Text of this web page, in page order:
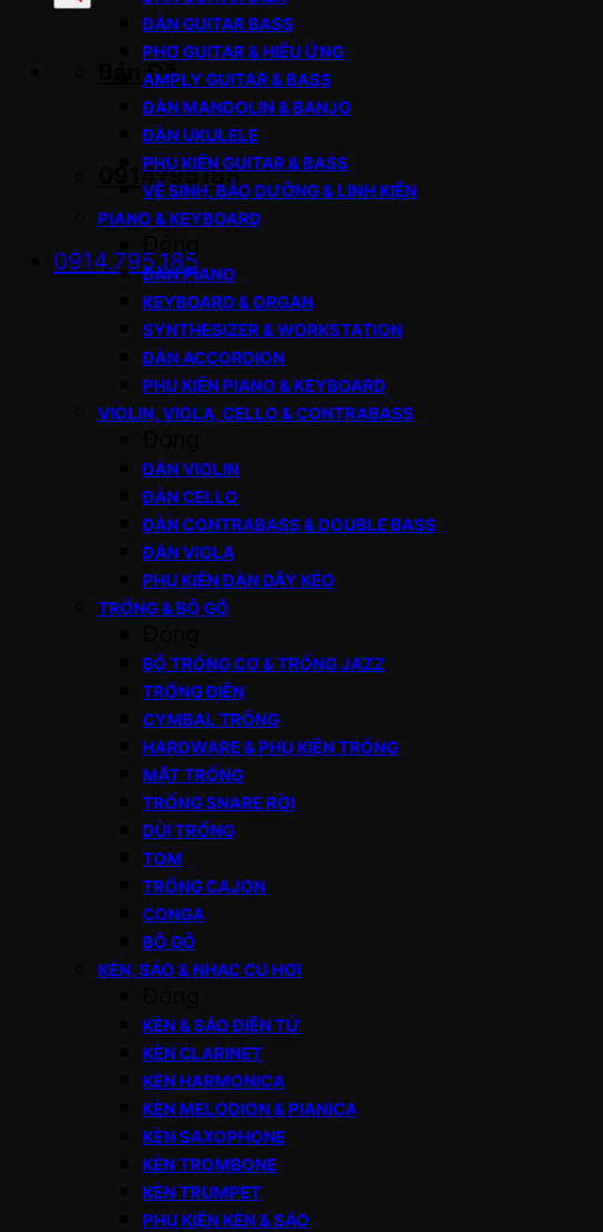
Bản Đồ
0914795185
0914.795.185
ĐÀN GUITAR BASS
PHƠ GUITAR & HIỆU ỨNG
AMPLY GUITAR & BASS
ĐÀN MANDOLIN & BANJO
ĐÀN UKULELE
PHỤ KIỆN GUITAR & BASS
VỆ SINH, BẢO DƯỠNG & LINH KIỆN
PIANO & KEYBOARD
ĐÀN PIANO
KEYBOARD & ORGAN
SYNTHESIZER & WORKSTATION
ĐÀN ACCORDION
PHỤ KIỆN PIANO & KEYBOARD
VIOLIN, VIOLA, CELLO & CONTRABASS
ĐÀN VIOLIN
ĐÀN CELLO
ĐÀN CONTRABASS & DOUBLE BASS
ĐÀN VIOLA
PHỤ KIỆN ĐÀN DÂY KÉO
TRỐNG & BỘ GÕ
BỘ TRỐNG CƠ & TRỐNG JAZZ
TRỐNG ĐIỆN
CYMBAL TRỐNG
HARDWARE & PHỤ KIỆN TRỐNG
MẶT TRỐNG
TRỐNG SNARE RỜI
DÙI TRỐNG
TOM
TRỐNG CAJON
CONGA
BỘ GÕ
KÈN, SÁO & NHẠC CỤ HƠI
KÈN & SÁO ĐIỆN TỬ
KÈN CLARINET
KÈN HARMONICA
KÈN MELODION & PIANICA
KÈN SAXOPHONE
KÈN TROMBONE
KÈN TRUMPET
PHỤ KIỆN KÈN & SÁO